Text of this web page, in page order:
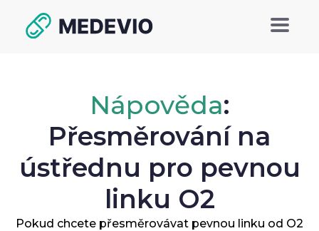
Nápověda:
Přesměrování na
ústřednu pro pevnou
linku O2
Pokud chcete přesměrovávat pevnou linku od O2